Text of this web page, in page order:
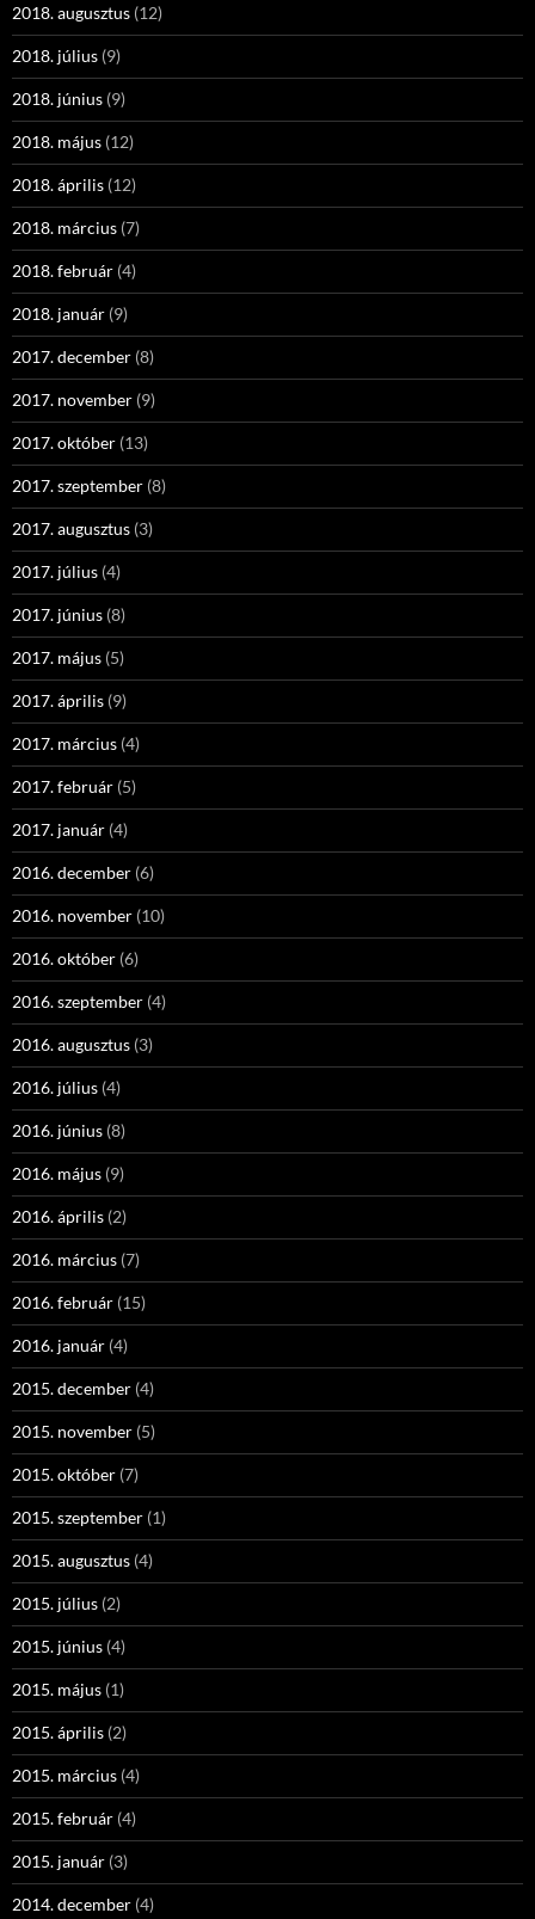
2018. augusztus (12)
2018. július (9)
2018. június (9)
2018. május (12)
2018. április (12)
2018. március (7)
2018. február (4)
2018. január (9)
2017. december (8)
2017. november (9)
2017. október (13)
2017. szeptember (8)
2017. augusztus (3)
2017. július (4)
2017. június (8)
2017. május (5)
2017. április (9)
2017. március (4)
2017. február (5)
2017. január (4)
2016. december (6)
2016. november (10)
2016. október (6)
2016. szeptember (4)
2016. augusztus (3)
2016. július (4)
2016. június (8)
2016. május (9)
2016. április (2)
2016. március (7)
2016. február (15)
2016. január (4)
2015. december (4)
2015. november (5)
2015. október (7)
2015. szeptember (1)
2015. augusztus (4)
2015. július (2)
2015. június (4)
2015. május (1)
2015. április (2)
2015. március (4)
2015. február (4)
2015. január (3)
2014. december (4)